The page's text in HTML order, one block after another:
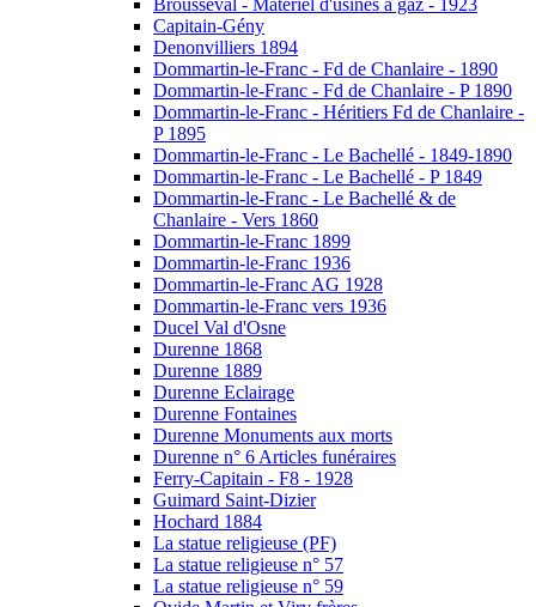
Capitain-Gény
Denonvilliers 1894
Dommartin-le-Franc - Fd de Chanlaire - 1890
Dommartin-le-Franc - Fd de Chanlaire - P 1890
Dommartin-le-Franc - Héritiers Fd de Chanlaire -
P 1895
Dommartin-le-Franc - Le Bachellé - 1849-1890
Dommartin-le-Franc - Le Bachellé - P 1849
Dommartin-le-Franc - Le Bachellé & de
Chanlaire - Vers 1860
Dommartin-le-Franc 1899
Dommartin-le-Franc 1936
Dommartin-le-Franc AG 1928
Dommartin-le-Franc vers 1936
Ducel Val d'Osne
Durenne 1868
Durenne 1889
Durenne Eclairage
Durenne Fontaines
Durenne Monuments aux morts
Durenne n° 6 Articles funéraires
Ferry-Capitain - F8 - 1928
Guimard Saint-Dizier
Hochard 1884
La statue religieuse (PF)
La statue religieuse n° 57
La statue religieuse n° 59